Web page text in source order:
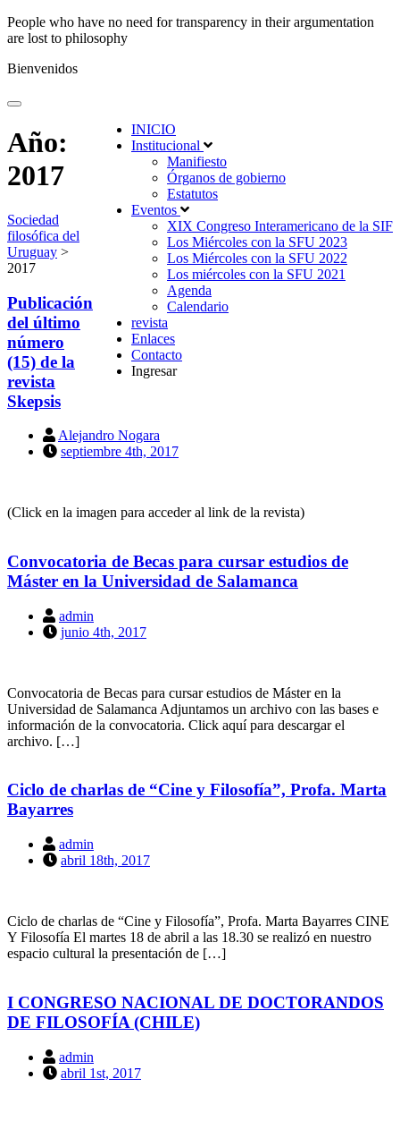
People who have no need for transparency in their argumentation
are lost to philosophy
Bienvenidos
INICIO
Institucional
Manifiesto
Órganos de gobierno
Estatutos
Eventos
XIX Congreso Interamericano de la SIF
Los Miércoles con la SFU 2023
Los Miércoles con la SFU 2022
Los miércoles con la SFU 2021
Agenda
Calendario
revista
Enlaces
Contacto
Ingresar
Año:
2017
Sociedad
filosófica del
Uruguay >
2017
Publicación
del último
número
(15) de la
revista
Skepsis
Alejandro Nogara
septiembre 4th, 2017
(Click en la imagen para acceder al link de la revista)
Convocatoria de Becas para cursar estudios de
Máster en la Universidad de Salamanca
admin
junio 4th, 2017
Convocatoria de Becas para cursar estudios de Máster en la
Universidad de Salamanca Adjuntamos un archivo con las bases e
información de la convocatoria. Click aquí para descargar el
archivo. […]
Ciclo de charlas de “Cine y Filosofía”, Profa. Marta
Bayarres
admin
abril 18th, 2017
Ciclo de charlas de “Cine y Filosofía”, Profa. Marta Bayarres CINE
Y Filosofía El martes 18 de abril a las 18.30 se realizó en nuestro
espacio cultural la presentación de […]
I CONGRESO NACIONAL DE DOCTORANDOS
DE FILOSOFÍA (CHILE)
admin
abril 1st, 2017